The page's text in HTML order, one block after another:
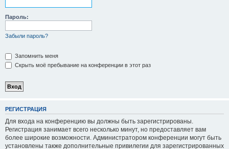
Пароль:
Забыли пароль?
Запомнить меня
Скрыть моё пребывание на конференции в этот раз
РЕГИСТРАЦИЯ
Для входа на конференцию вы должны быть зарегистрированы.
Регистрация занимает всего несколько минут, но предоставляет вам
более широкие возможности. Администратором конференции могут быть
установлены также дополнительные привилегии для зарегистрированных